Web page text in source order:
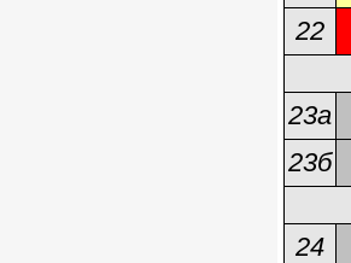
22
23а
23б
24